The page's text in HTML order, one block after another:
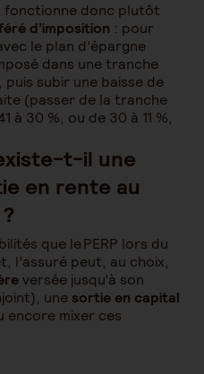
fonctionne donc plutôt
d’imposition : pour
le plan d’épargne
dans une tranche
subir une baisse de
(passer de la tranche
à 30 %, ou de 30 à 11 %,
t-il une
en rente au
que le PERP lors du
l’assuré peut, au choix,
versée jusqu’à son
une sortie en capital
encore mixer ces